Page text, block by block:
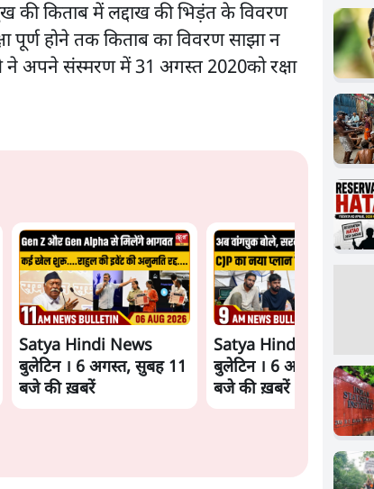
की किताब में लद्दाख की भिड़ंत के विवरण
पूर्ण होने तक किताब का विवरण साझा न
अपने संस्मरण में 31 अगस्त 2020को रक्षा
Satya Hindi News
बुलेटिन । 6 अगस्त, सुबह 11
बजे की ख़बरें
Satya Hindi News
बुलेटिन । 6 अगस्त, सुबह 9
बजे की ख़बरें